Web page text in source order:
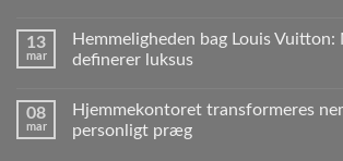
13
mar
Hemmeligheden bag Louis
definerer luksus
08
mar
Hjemmekontoret transformeres
personligt præg